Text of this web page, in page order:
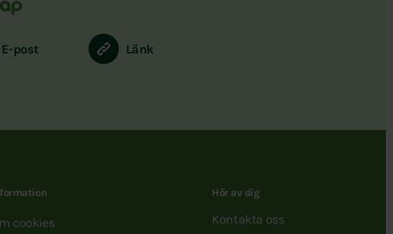
E-post Länk
cookies
Hör av dig
Kontakta oss